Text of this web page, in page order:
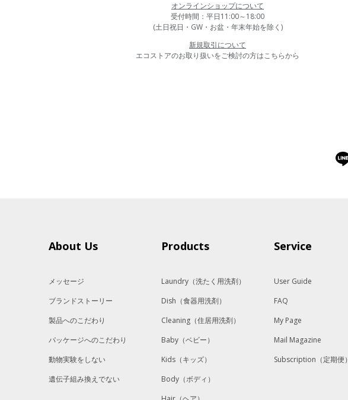
オンラインショップについて
受付時間：平日11:00～18:00
(土日祝日・GW・お盆・年末年始を除く)
新規取引について
エコストアのお取り扱いをご検討の方はこちらから
About Us
メッセージ
ブランドストーリー
製品へのこだわり
パッケージへのこだわり
動物実験をしない
遺伝子組み換えでない
Products
Laundry （洗たく用洗剤）
Dish （食器用洗剤）
Cleaning （住居用洗剤）
Baby （ベビー）
Kids （キッズ）
Body （ボディ）
Service
User Guide
FAQ
My Page
Mail Magazine
Subscription（定期便）